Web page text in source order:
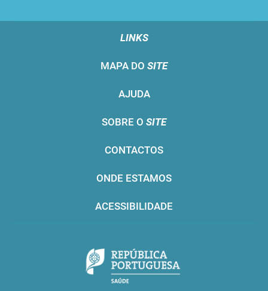
LINKS
MAPA DO SITE
AJUDA
SOBRE O SITE
CONTACTOS
ONDE ESTAMOS
ACESSIBILIDADE